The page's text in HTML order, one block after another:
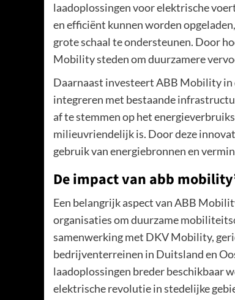
laadoplossingen voor elektrische
en efficiënt kunnen worden
grote schaal te ondersteunen. Door
Mobility steden om duurzamere
Daarnaast investeert ABB Mobility in
integreren met bestaande
af te stemmen op het
milieuvriendelijk is. Door deze
gebruik van energiebronnen en
De impact van abb
Een belangrijk aspect van ABB
organisaties om duurzame
samenwerking met DKV Mobility,
bedrijventerreinen in Duitsland en
laadoplossingen breder beschikbaar
elektrische revolutie in stedelijke